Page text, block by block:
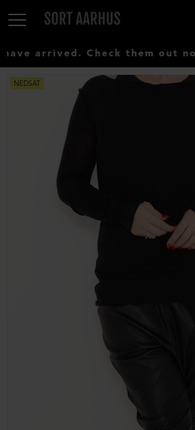
Denmark
arrived. Check them out now
NEDSAT